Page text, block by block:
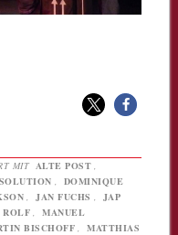
MIT ALTE POST ,
,
DOMINIQUE
, JAN FUCHS ,
JAP
ROLF ,
MANUEL
BISCHOFF ,
MATTHIAS